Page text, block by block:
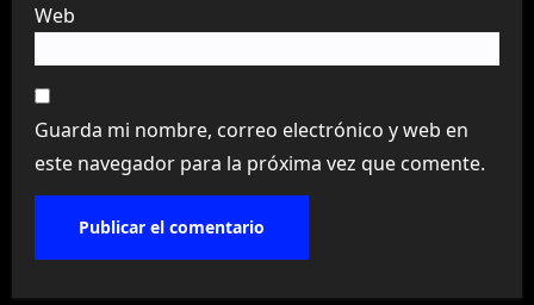
Web
Guarda mi nombre, correo electrónico y web en
este navegador para la próxima vez que comente.